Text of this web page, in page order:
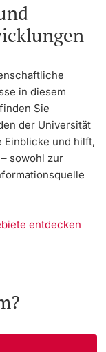
in diesem
Sie
der Universität
Einblicke und hilft,
sowohl zur
entdecken